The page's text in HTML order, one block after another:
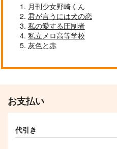
ごはんたけた？
月刊少女野崎くん
君が言うには犬の恋
私の愛する圧制者
私立メロ高等学校
灰色と赤
お支払い
代引き